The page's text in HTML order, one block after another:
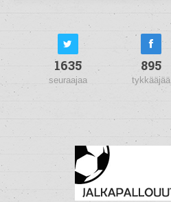
1635
seuraajaa
895
tykkääjää